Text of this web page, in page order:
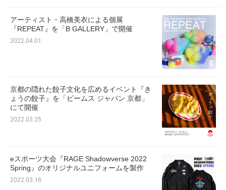
アーティスト・高橋美衣による個展
『REPEAT』を「B GALLERY」で開催
2022.04.01
京都の隠れた餃子文化を広めるイベント『き
ょうの餃子』を「ビームス ジャパン 京都」
にて開催
2022.03.25
eスポーツ大会『RAGE Shadowverse 2022
Spring』のオリジナルユニフォームを製作
2022.03.16